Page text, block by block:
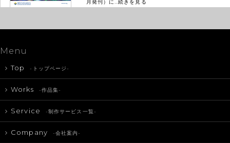
月発刊）に…続きを見る
Menu
Top -トップページ-
Works -作品集-
Service -制作サービス一覧-
Company -会社案内-